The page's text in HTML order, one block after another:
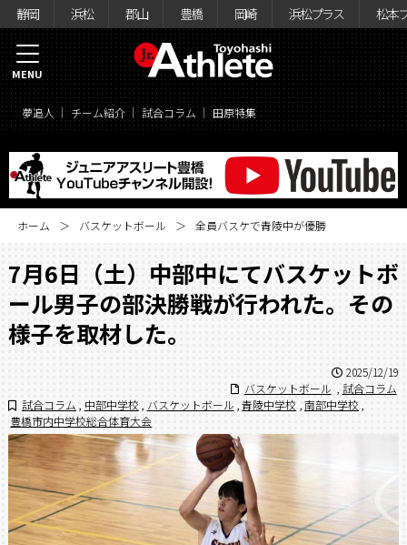
静岡 浜松 郡山 豊橋 岡崎 浜松プラス 松本
夢追人 チーム紹介 試合コラム 田原特集
MENU
ホーム バスケットボール 全員バスケで青陵中が優勝
7月6日（土）中部中にてバスケットボ
ール男子の部決勝戦が行われた。その
様子を取材した。
2025/12/19
バスケットボール
試合コラム
試合コラム , 中部中学校 , バスケットボール ,青陵中学校 ,南部中学校
豊橋市内中学校総合体育大会